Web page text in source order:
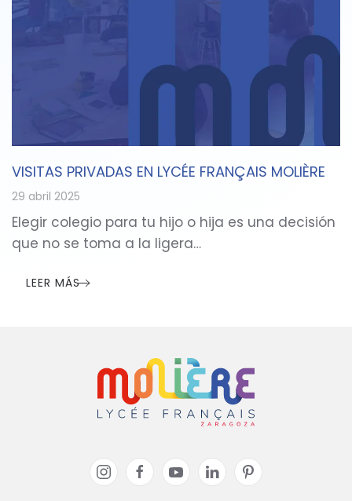
VISITAS PRIVADAS EN LYCÉE FRANÇAIS MOLIÈRE
29 abril 2025
Elegir colegio para tu hijo o hija es una decisión
que no se toma a la ligera…
LEER MÁS